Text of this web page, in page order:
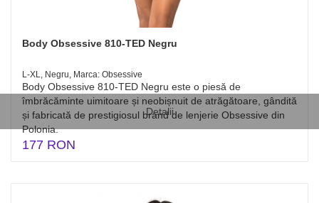
Detalii
Body Obsessive 810-TED Negru
L-XL, Negru, Marca: Obsessive
Body Obsessive 810-TED Negru este o piesă de
îmbrăcăminte uimitoare și neobișnuit de atrăgătoare, gândită
și fabricată de prestigiosul brand de lenjerie Obsessive din
Polonia.
177 RON